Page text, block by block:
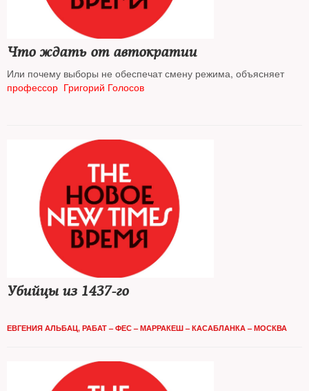
Что ждать от автократии
Или почему выборы не обеспечат смену режима, объясняет
профессор Григорий Голосов
Убийцы из 1437-го
ЕВГЕНИЯ АЛЬБАЦ, РАБАТ – ФЕС – МАРРАКЕШ – КАСАБЛАНКА – МОСКВА